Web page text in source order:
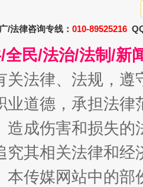
责幌子
/法律咨询专线： 010-89525216
全民/法治/法制/新
关法律、法规，
业道德，承担法
造成伤害和损失
究其相关法律和
本传媒网站中的